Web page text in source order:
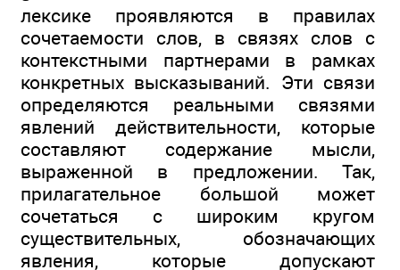
лексике проявляются в правилах
сочетаемости слов, в связях слов с
контекстными партнерами в рамках
конкретных высказываний. Эти связи
определяются реальными связями
явлений действительности, которые
составляют содержание мысли,
выраженной в предложении. Так,
прилагательное большой может
сочетаться с широким кругом
существительных, обозначающих
явления, которые допускают